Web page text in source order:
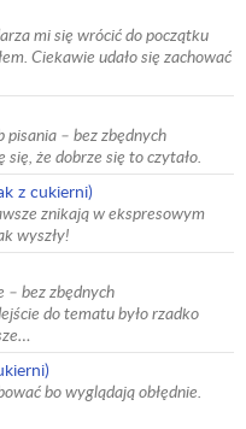
mi się wrócić do początku
Ciekawie udało się zachować
pisania – bez zbędnych
że dobrze się to czytało.
z cukierni)
znikają w ekspresowym
wyszły!
– bez zbędnych
do tematu było rzadko
bo wyglądają obłędnie.